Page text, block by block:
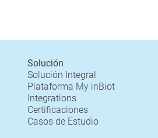
Solución
Solución Integral
Plataforma My inBiot
Integrations
Certificaciones
Casos de Estudio